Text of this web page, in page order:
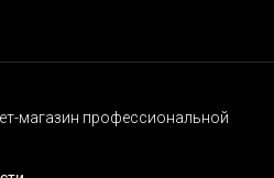
магазин профессиональной